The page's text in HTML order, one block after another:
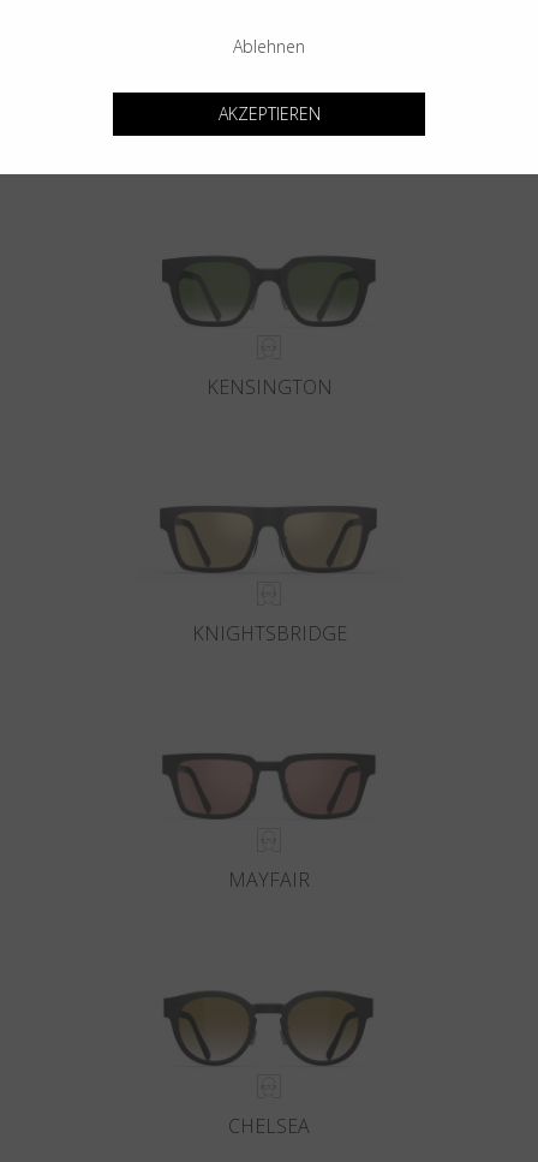
GOTHAM
KENSINGTON
KNIGHTSBRIDGE
MAYFAIR
CHELSEA
Ablehnen
AKZEPTIEREN